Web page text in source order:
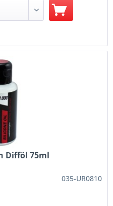
Difföl 75ml
035-UR0810